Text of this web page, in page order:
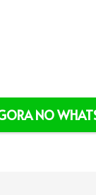
NO